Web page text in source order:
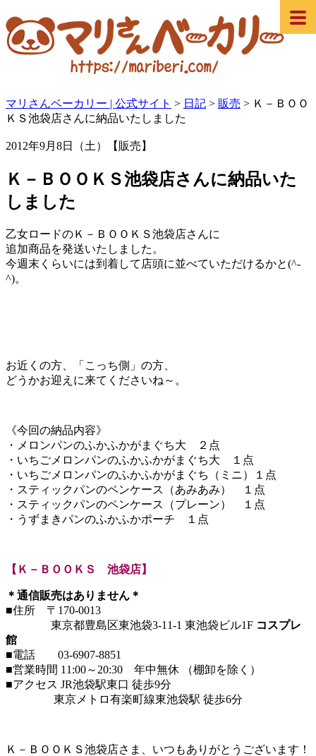
マリさんベーカリー | 公式サイト > 日記 > 販売 > Ｋ－ＢＯＯ
ＫＳ池袋店さんに納品いたしました
2012年9月8日（土）【販売】
Ｋ－ＢＯＯＫＳ池袋店さんに納品いた
しました
乙女ロードのＫ－ＢＯＯＫＳ池袋店さんに
追加商品を発送いたしました。
今週末くらいには到着して店頭に並べていただけるかと(^-
^)。
お近くの方、「こっち側」の方、
どうかお迎えに来てくださいね～。
《今回の納品内容》
・メロンパンのふかふかがまぐち大 ２点
・いちごメロンパンのふかふかがまぐち大 １点
・いちごメロンパンのふかふかがまぐち（ミニ）１点
・スティックパンのペンケース（あみあみ） １点
・スティックパンのペンケース（プレーン） １点
・うずまきパンのふかふかポーチ １点
【Ｋ－ＢＯＯＫＳ 池袋店】
＊通信販売はありません＊
■住所 〒170-0013
東京都豊島区東池袋3-11-1 東池袋ビル1F コスプレ
館
■電話 03-6907-8851
■営業時間 11:00～20:30 年中無休 （棚卸を除く）
■アクセス JR池袋駅東口 徒歩9分
東京メトロ有楽町線東池袋駅 徒歩6分
Ｋ－ＢＯＯＫＳ池袋店さま、いつもありがとうございます！